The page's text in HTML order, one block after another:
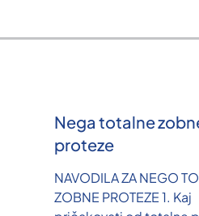
Nega totalne
proteze
NAVODILA ZA NEGO
ZOBNE PROTEZE 1. Kaj